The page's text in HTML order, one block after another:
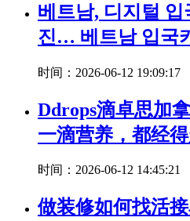
베트남, 디지털
진… 베트남 입국
时间：2026-06-12 19:09:17
Ddrops滴卓思加
一滴营养，都经
时间：2026-06-12 14:45:21
做装修如何找活